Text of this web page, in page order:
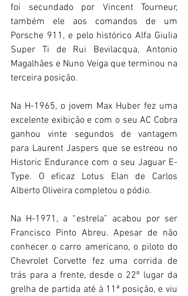
foi secundado por Vincent Tourneur,
também ele aos comandos de um
Porsche 911, e pelo histórico Alfa Giulia
Super Ti de Rui Bevilacqua, Antonio
Magalhães e Nuno Veiga que terminou na
terceira posição.
Na H-1965, o jovem Max Huber fez uma
excelente exibição e com o seu AC Cobra
ganhou vinte segundos de vantagem
para Laurent Jaspers que se estreou no
Historic Endurance com o seu Jaguar E-
Type. O eficaz Lotus Elan de Carlos
Alberto Oliveira completou o pódio.
Na H-1971, a “estrela” acabou por ser
Francisco Pinto Abreu. Apesar de não
conhecer o carro americano, o piloto do
Chevrolet Corvette fez uma corrida de
trás para a frente, desde o 22º lugar da
grelha de partida até à 11ª posição, e viu